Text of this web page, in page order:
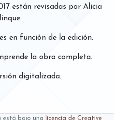
están revisadas por Alicia
en función de la edición.
la obra completa.
digitalizada.
está bajo una licencia de Creative